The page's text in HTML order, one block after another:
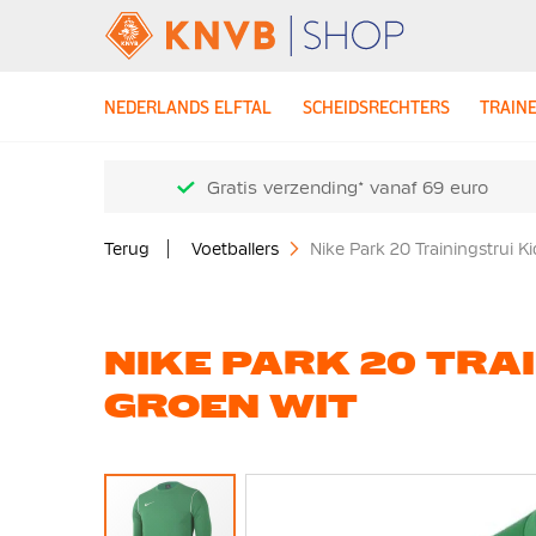
NEDERLANDS ELFTAL SCHEIDSRECHTERS
Gratis verzending* vanaf 69 euro
Terug Voetballers Nike Park 20 Trainingstrui
NIKE PARK 20
GROEN WIT
Ga